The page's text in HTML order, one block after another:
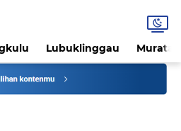
Lubuklinggau